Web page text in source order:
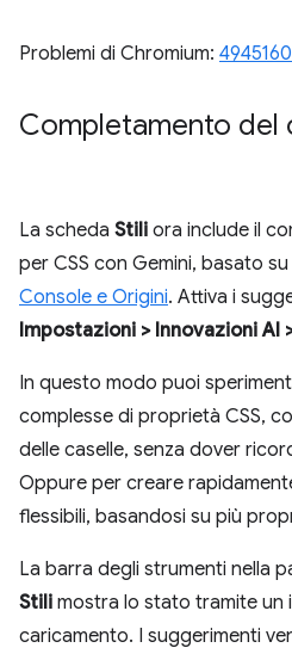
Problemi di Chromium:
Completamento del
La scheda Stili ora include il
per CSS con Gemini, basato su
Console e Origini. Attiva i
Impostazioni > Innovazioni
In questo modo puoi
complesse di proprietà CSS,
delle caselle, senza dover
Oppure per creare
flessibili, basandosi su più
La barra degli strumenti nella
Stili mostra lo stato tramite un
caricamento. I suggerimenti